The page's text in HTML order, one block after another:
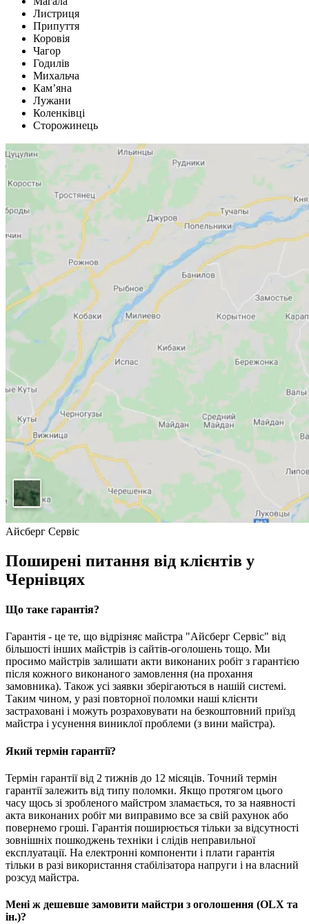
Листриця
Припуття
Коровія
Чагор
Годилів
Михальча
Кам’яна
Лужани
Коленківці
Сторожинець
Айсберг Сервіс
Поширені питання від клієнтів у
Чернівцях
Що таке гарантія?
Гарантія - це те, що відрізняє майстра "Айсберг Сервіс" від
більшості інших майстрів із сайтів-оголошень тощо. Ми
просимо майстрів залишати акти виконаних робіт з гарантією
після кожного виконаного замовлення (на прохання
замовника). Також усі заявки зберігаються в нашій системі.
Таким чином, у разі повторної поломки наші клієнти
застраховані і можуть розраховувати на безкоштовний приїзд
майстра і усунення виниклої проблеми (з вини майстра).
Який термін гарантії?
Термін гарантії від 2 тижнів до 12 місяців. Точний термін
гарантії залежить від типу поломки. Якщо протягом цього
часу щось зі зробленого майстром зламається, то за наявності
акта виконаних робіт ми виправимо все за свій рахунок або
повернемо гроші. Гарантія поширюється тільки за відсутності
зовнішніх пошкоджень техніки і слідів неправильної
експлуатації. На електронні компоненти і плати гарантія
тільки в разі використання стабілізатора напруги і на власний
розсуд майстра.
Мені ж дешевше замовити майстри з оголошення (OLX та
ін.)?